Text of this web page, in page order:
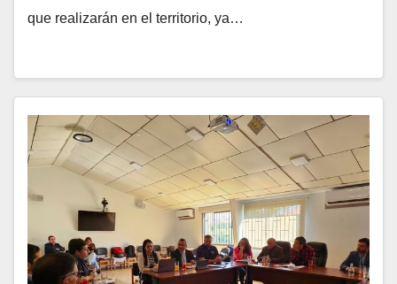
que realizarán en el territorio, ya…